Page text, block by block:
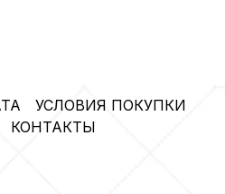
УСЛОВИЯ ПОКУПКИ
КОНТАКТЫ